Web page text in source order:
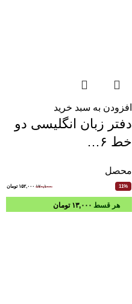
افزودن به سبد خرید
دفتر زبان انگلیسی دو
خط ۶…
محصل
11% ۱۷۰,۱۰۰ ۱۵۲,۰۰۰ تومان
هر قسط ۱۳,۰۰۰ تومان